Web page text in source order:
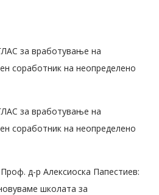
за вработување на
соработник на неопределено
за вработување на
соработник на неопределено
д-р Алексиоска Папестиев:
школата за